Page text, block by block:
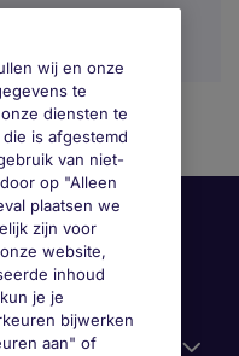
wij en onze
te
diensten te
is afgestemd
van niet-
op "Alleen
plaatsen we
zijn voor
website,
inhoud
je je
bijwerken
aan" of